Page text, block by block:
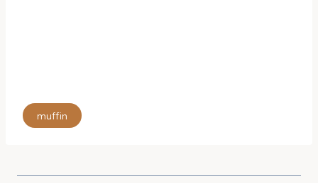
Étiquettes
de
publication :
muffin